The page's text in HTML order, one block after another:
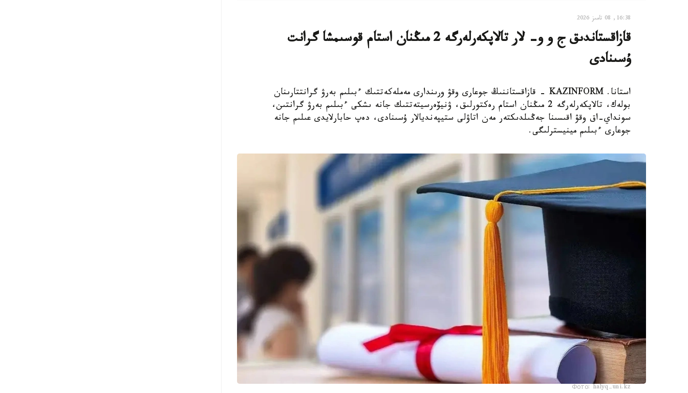
16:38, 08 تامىز 2026
قازاقستاندىق ج و و- لار تالاپكەرلەرگە 2 مىڭنان استام قوسىمشا گرانت
ۇسىنادى
استانا. KAZINFORM - قازاقستاننىڭ جوعارى وقۋ ورىندارى مەملەكەتتىك ءبىلىم بەرۋ گرانتتارىنان
بولەك، تالاپكەرلەرگە 2 مىڭنان استام رەكتورلىق، ۋنيۆەرسيتەتتىك جانە ىشكى ءبىلىم بەرۋ گرانتىن،
سونداي-اق وقۋ اقىسىنا جەڭىلدىكتەر مەن اتاۋلى ستيپەنديالار ۇسىنادى، دەپ حابارلايدى عىلىم جانە
جوعارى ءبىلىم مينيسترلىگى.
Фото: halyq-uni.kz